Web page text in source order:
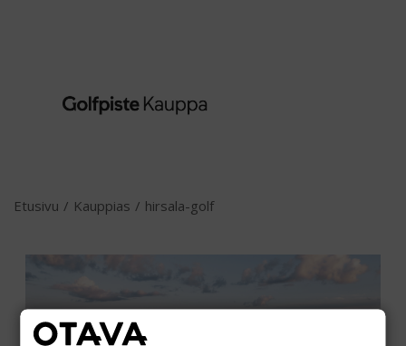
Etusivu / Kauppias / hirsala-golf